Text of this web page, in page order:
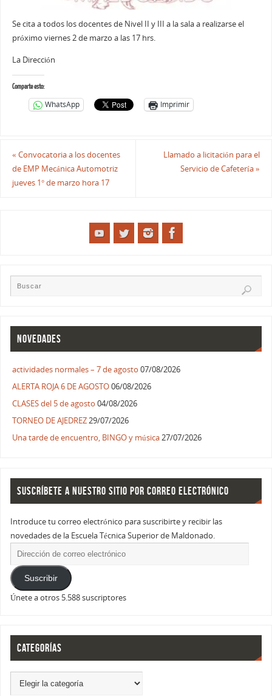
Se cita a todos los docentes de Nivel II y III a la sala a realizarse el
próximo viernes 2 de marzo a las 17 hrs.
La Dirección
Comparte esto:
WhatsApp Imprimir
« Convocatoria a los docentes
de EMP Mecánica Automotriz
jueves 1° de marzo hora 17
Llamado a licitación para el
Servicio de Cafetería»
NOVEDADES
actividades normales – 7 de agosto 07/08/2026
ALERTA ROJA 6 DE AGOSTO06/08/2026
CLASES del 5 de agosto 04/08/2026
TORNEO DE AJEDREZ29/07/2026
Una tarde de encuentro, BINGO y música27/07/2026
SUSCRÍBETE A NUESTRO SITIO POR CORREO ELECTRÓNICO
Introduce tu correo electrónico para suscribirte y recibir las
novedades de la Escuela Técnica Superior de Maldonado.
Suscribir
Únete a otros 5.588 suscriptores
CATEGORÍAS